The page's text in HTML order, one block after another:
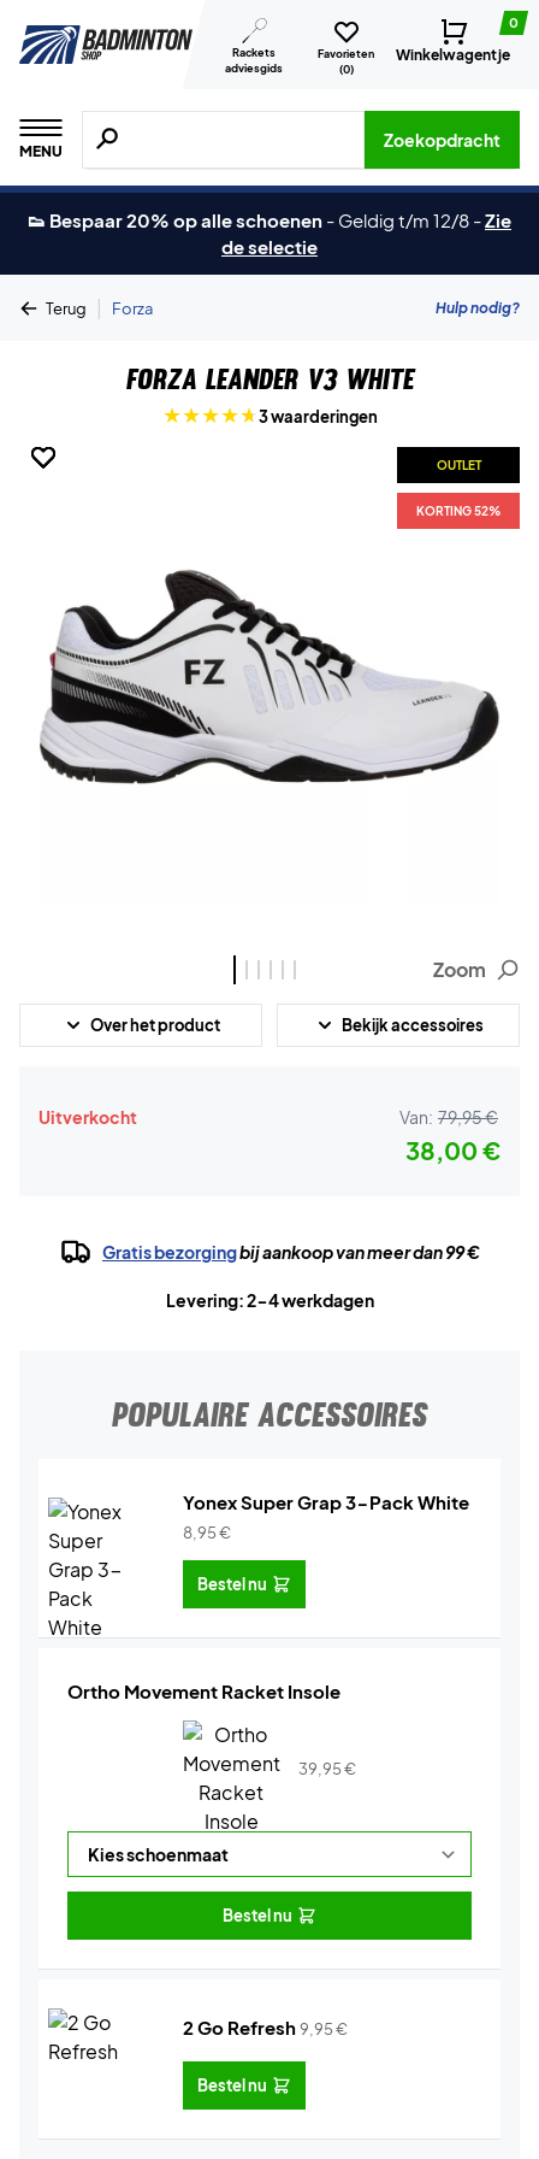
Rackets
adviesgids
Favorieten
(0)
0
Winkelwagentje
MENU
Zoeken naar producten, merken etc.
Zoekopdracht
👟 Bespaar 20% op alle schoenen - Geldig t/m 12/8 -Zie
de selectie
Terug | Forza Hulp nodig?
Forza Leander V3 White
3 waarderingen
OUTLET
KORTING 52%
OUTLET
KORTING 52%
OUTLET
KORTING 52%
OUTLET
KORTING 52%
OUTLET
KORTING 52%
OUTLET
KORTING 52%
Zoom
Over het product Bekijk accessoires
Uitverkocht Van: 79,95 €
38,00 €
Gratis bezorgingbij aankoop van meer dan 99 €
Levering: 2-4 werkdagen
POPULAIRE ACCESSOIRES
Yonex Super Grap 3-Pack White
8,95€
Bestel nu
Ortho Movement Racket Insole
39,95€
Bestel nu
2 Go Refresh9,95€
Bestel nu